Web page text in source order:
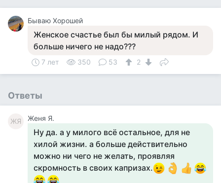
Бываю Хорошей
Женское счастье был бы милый рядом. И
больше ничего не надо???
7 лет 350 53 2
Ответы
ЖЯ Женя Я.
Ну да. а у милого всё остальное, для не
хилой жизни. а больше действительно
можно ни чего не желать, проявляя
скромность в своих капризах.